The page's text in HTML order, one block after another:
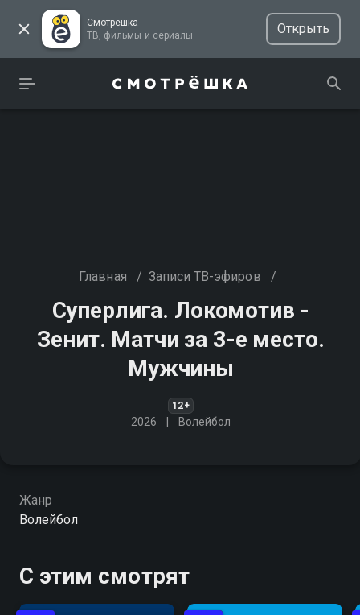
Смотрёшка
ТВ, фильмы и сериалы
Открыть
Главная / Записи ТВ-эфиров /
Суперлига. Локомотив -
Зенит. Матчи за 3-е место.
Мужчины
12+
2026 Волейбол
Жанр
Волейбол
С этим смотрят